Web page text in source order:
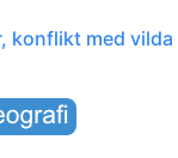
konflikt med